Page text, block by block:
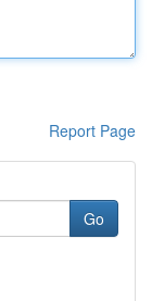
Report Page
Go